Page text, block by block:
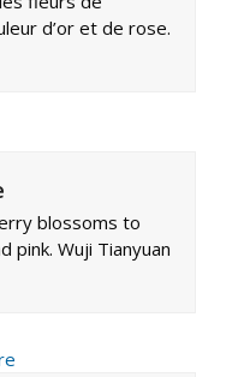
d’or et de rose.
blossoms to
pink. Wuji Tianyuan